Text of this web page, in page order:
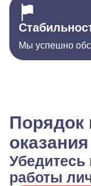
Мы успешно
Порядок
Убедитесь
работы